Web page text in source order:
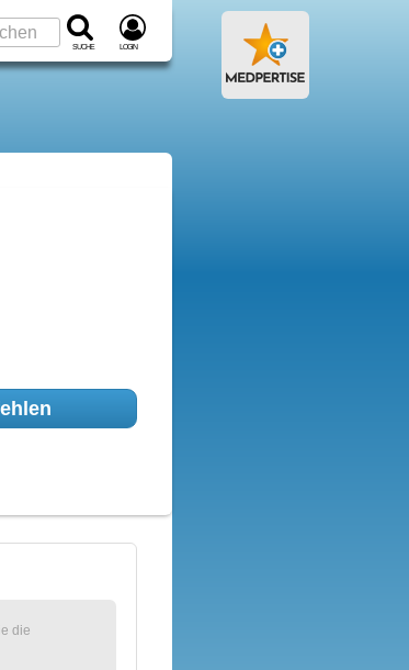
Suche Login
die